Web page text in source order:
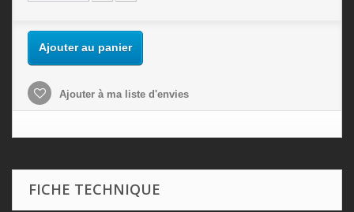
Ajouter au panier
Ajouter à ma liste d'envies
FICHE TECHNIQUE